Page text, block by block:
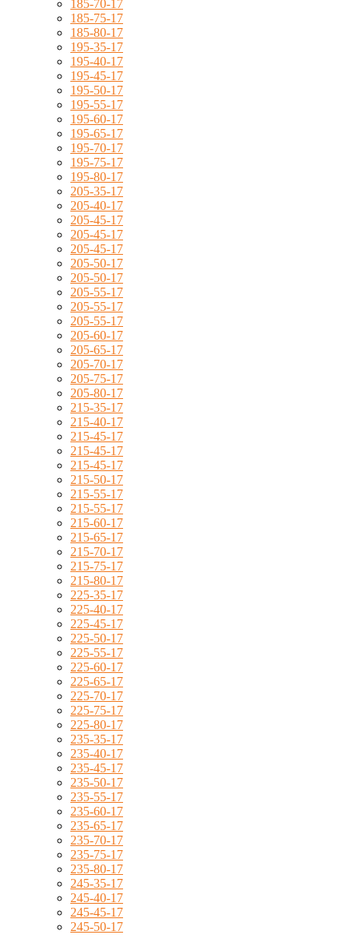
185-70-17
185-75-17
185-80-17
195-35-17
195-40-17
195-45-17
195-50-17
195-55-17
195-60-17
195-65-17
195-70-17
195-75-17
195-80-17
205-35-17
205-40-17
205-45-17
205-45-17
205-45-17
205-50-17
205-50-17
205-55-17
205-55-17
205-55-17
205-60-17
205-65-17
205-70-17
205-75-17
205-80-17
215-35-17
215-40-17
215-45-17
215-45-17
215-45-17
215-50-17
215-55-17
215-55-17
215-60-17
215-65-17
215-70-17
215-75-17
215-80-17
225-35-17
225-40-17
225-45-17
225-50-17
225-55-17
225-60-17
225-65-17
225-70-17
225-75-17
225-80-17
235-35-17
235-40-17
235-45-17
235-50-17
235-55-17
235-60-17
235-65-17
235-70-17
235-75-17
235-80-17
245-35-17
245-40-17
245-45-17
245-50-17